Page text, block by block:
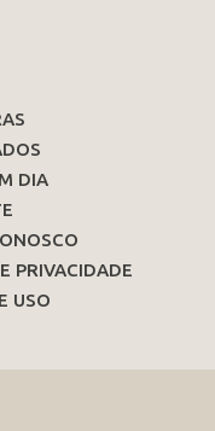
DIA
PRIVACIDADE
USO